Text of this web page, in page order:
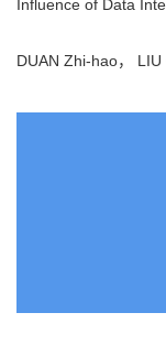
Influence of Data
DUAN Zhi-hao，